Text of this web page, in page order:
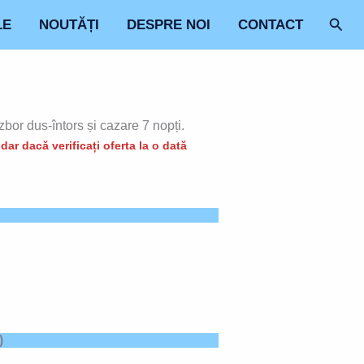
NOUTĂȚI DESPRE NOI CONTACT
dus-întors și cazare 7 nopți.
dacă verificați oferta la o dată